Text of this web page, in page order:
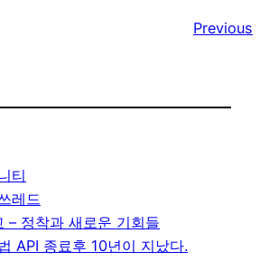
Previous
티
레드
– 정착과 새로운 기회들
API 종료후 10년이 지났다.